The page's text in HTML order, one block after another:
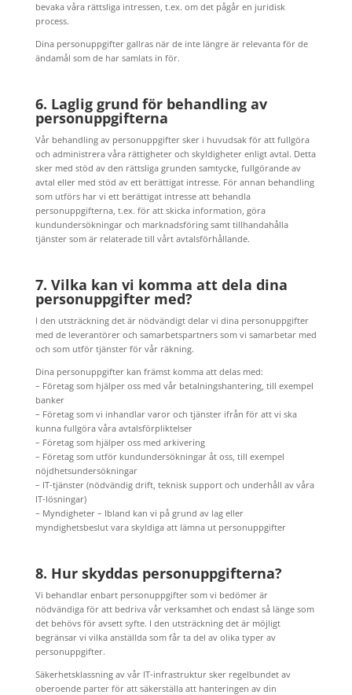
bevaka våra rättsliga intressen, t.ex. om det pågår en juridisk
process.
Dina personuppgifter gallras när de inte längre är relevanta för de
ändamål som de har samlats in för.
6. Laglig grund för behandling av
personuppgifterna
Vår behandling av personuppgifter sker i huvudsak för att fullgöra
och administrera våra rättigheter och skyldigheter enligt avtal. Detta
sker med stöd av den rättsliga grunden samtycke, fullgörande av
avtal eller med stöd av ett berättigat intresse. För annan behandling
som utförs har vi ett berättigat intresse att behandla
personuppgifterna, t.ex. för att skicka information, göra
kundundersökningar och marknadsföring samt tillhandahålla
tjänster som är relaterade till vårt avtalsförhållande.
7. Vilka kan vi komma att dela dina
personuppgifter med?
I den utsträckning det är nödvändigt delar vi dina personuppgifter
med de leverantörer och samarbetspartners som vi samarbetar med
och som utför tjänster för vår räkning.
Dina personuppgifter kan främst komma att delas med:
– Företag som hjälper oss med vår betalningshantering, till exempel
banker
– Företag som vi inhandlar varor och tjänster ifrån för att vi ska
kunna fullgöra våra avtalsförpliktelser
– Företag som hjälper oss med arkivering
– Företag som utför kundundersökningar åt oss, till exempel
nöjdhetsundersökningar
– IT-tjänster (nödvändig drift, teknisk support och underhåll av våra
IT-lösningar)
– Myndigheter – Ibland kan vi på grund av lag eller
myndighetsbeslut vara skyldiga att lämna ut personuppgifter
8. Hur skyddas personuppgifterna?
Vi behandlar enbart personuppgifter som vi bedömer är
nödvändiga för att bedriva vår verksamhet och endast så länge som
det behövs för avsett syfte. I den utsträckning det är möjligt
begränsar vi vilka anställda som får ta del av olika typer av
personuppgifter.
Säkerhetsklassning av vår IT-infrastruktur sker regelbundet av
oberoende parter för att säkerställa att hanteringen av din